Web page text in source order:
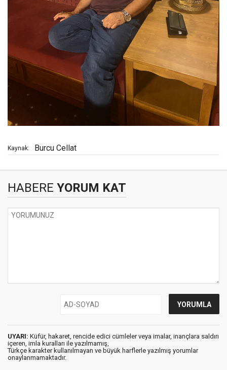
Kaynak: Burcu Cellat
HABERE YORUM KAT
UYARI: Küfür, hakaret, rencide edici cümleler veya imalar, inançlara saldırı
içeren, imla kuralları ile yazılmamış,
Türkçe karakter kullanılmayan ve büyük harflerle yazılmış yorumlar
onaylanmamaktadır.